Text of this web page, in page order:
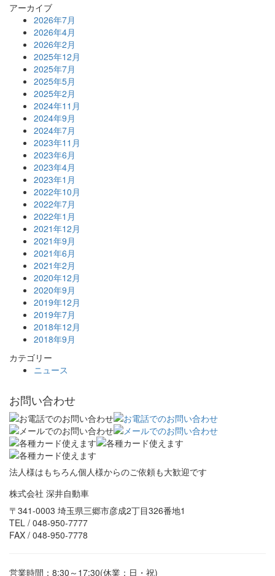
アーカイブ
2026年7月
2026年4月
2026年2月
2025年12月
2025年7月
2025年5月
2025年2月
2024年11月
2024年9月
2024年7月
2023年11月
2023年6月
2023年4月
2023年1月
2022年10月
2022年7月
2022年1月
2021年12月
2021年9月
2021年6月
2021年2月
2020年12月
2020年9月
2019年12月
2019年7月
2018年12月
2018年9月
カテゴリー
ニュース
お問い合わせ
法人様はもちろん個人様からのご依頼も大歓迎です
株式会社 深井自動車
〒341-0003 埼玉県三郷市彦成2丁目326番地1
TEL / 048-950-7777
FAX / 048-950-7778
営業時間：8:30～17:30(休業：日・祝)